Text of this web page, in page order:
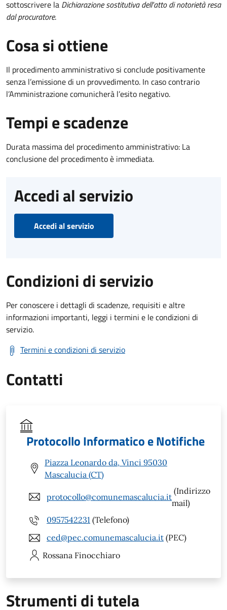
sottoscrivere la Dichiarazione sostitutiva dell'atto di notorietà resa
dal procuratore.
Cosa si ottiene
Il procedimento amministrativo si conclude positivamente
senza l’emissione di un provvedimento. In caso contrario
l’Amministrazione comunicherà l’esito negativo.
Tempi e scadenze
Durata massima del procedimento amministrativo: La
conclusione del procedimento è immediata.
Accedi al servizio
Accedi al servizio
Condizioni di servizio
Per conoscere i dettagli di scadenze, requisiti e altre
informazioni importanti, leggi i termini e le condizioni di
servizio.
Termini e condizioni di servizio
Contatti
Protocollo Informatico e Notifiche
Piazza Leonardo da, Vinci 95030
Mascalucia (CT)
protocollo@comunemascalucia.it
(Indirizzo
mail)
0957542231 (Telefono)
ced@pec.comunemascalucia.it (PEC)
Rossana Finocchiaro
Strumenti di tutela